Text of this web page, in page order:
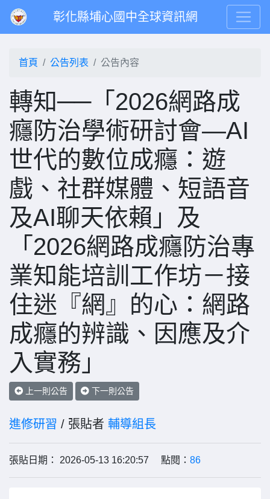
彰化縣埔心國中全球資訊網
首頁 公告列表 公告內容
轉知──「2026網路成
癮防治學術研討會—AI
世代的數位成癮：遊
戲、社群媒體、短語音
及AI聊天依賴」及
「2026網路成癮防治專
業知能培訓工作坊－接
住迷『網』的心：網路
成癮的辨識、因應及介
入實務」
上一則公告 下一則公告
進修研習 / 張貼者 輔導組長
張貼日期： 2026-05-13 16:20:57 點閱： 86